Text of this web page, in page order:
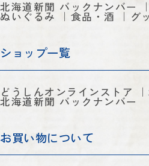
北海道新聞 バックナンバー
ぬいぐるみ 食品・酒 グ
ショップ一覧
どうしんオンラインストア
北海道新聞 バックナンバー
お買い物について